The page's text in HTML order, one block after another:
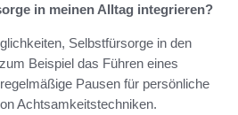
in meinen Alltag integrieren?
Selbstfürsorge in den
Beispiel das Führen eines
Pausen für persönliche
Achtsamkeitstechniken.